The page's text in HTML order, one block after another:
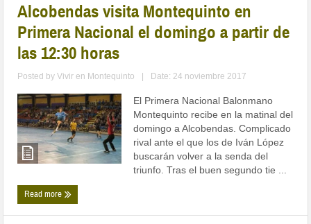
Alcobendas visita Montequinto en
Primera Nacional el domingo a partir de
las 12:30 horas
Posted byVivir en Montequinto Date: 24 noviembre 2017
El Primera Nacional Balonmano
Montequinto recibe en la matinal del
domingo a Alcobendas. Complicado
rival ante el que los de Iván López
buscarán volver a la senda del
triunfo. Tras el buen segundo tie ...
Read more